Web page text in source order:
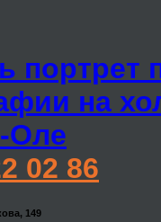
портрет
на
Оле
02 86
149